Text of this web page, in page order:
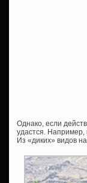
Однако, если
удастся. Например,
Из «диких» видов